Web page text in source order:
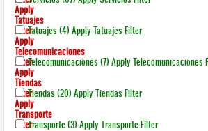
Apply
Tatuajes
FilterTatuajes (4) Apply Tatuajes Filter
Apply
Telecomunicaciones
FilterTelecomunicaciones (7) Apply Telecomunicaciones
Apply
Tiendas
FilterTiendas (20) Apply Tiendas Filter
Apply
Transporte
FilterTransporte (3) Apply Transporte Filter